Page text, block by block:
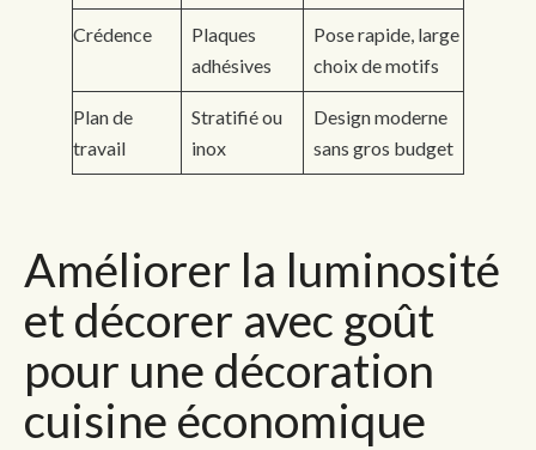
Crédence
Plaques
adhésives
Pose rapide, large
choix de motifs
Plan de
travail
Stratifié ou
inox
Design moderne
sans gros budget
Améliorer la luminosité
et décorer avec goût
pour une décoration
cuisine économique